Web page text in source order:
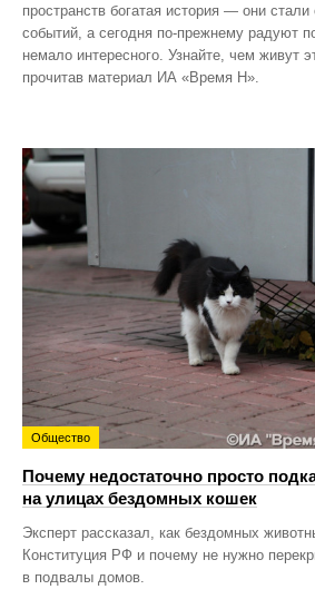
пространств богатая история — они
событий, а сегодня по‑прежнему радуют
немало интересного. Узнайте, чем живут
прочитав материал ИА «Время Н».
Общество
Почему недостаточно просто
на улицах бездомных кошек
Эксперт рассказал, как бездомных
Конституция РФ и почему не нужно
в подвалы домов.